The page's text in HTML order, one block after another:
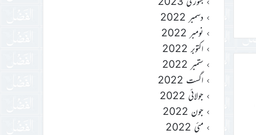
دسمبر 2022
نومبر 2022
اکتوبر 2022
ستمبر 2022
اگست 2022
جولائی 2022
جون 2022
مئی 2022